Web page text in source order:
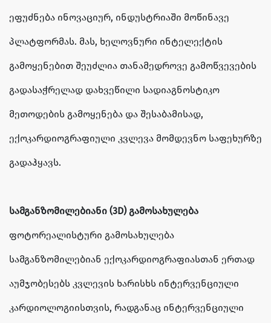
ეფუძნება ინოვაციურ, ინდუსტრიაში მოწინავე
პლატფორმას. მას, ხელოვნური ინტელექტის
გამოყენებით შეუძლია თანამედროვე გამოწვევების
გადასაჭრელად დახვეწილი სადიაგნოსტიკო
მეთოდების გამოყენება და შესაბამისად,
ექოკარდიოგრაფიული კვლევა მომდევნო საფეხურზე
გადაჰყავს.
სამგანზომილებიანი (3D) გამოსახულება
ფოტორეალისტური გამოსახულება
სამგანზომილებიან ექოკარდიოგრაფიასთან ერთად
აუმჯობესებს კვლევის ხარისხს ინტერვენციული
კარდიოლოგიისთვის, რადგანაც ინტერვენციული